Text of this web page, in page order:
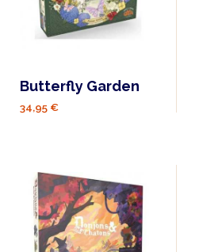
Butterfly Garden
34,95 €